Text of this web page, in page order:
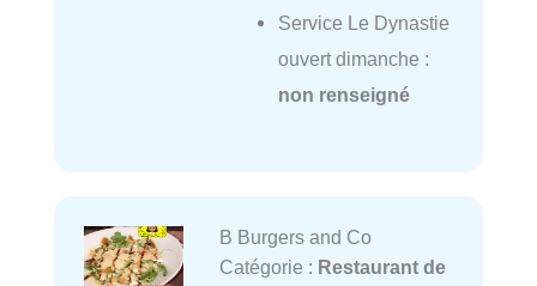
Service Le Dynastie
ouvert dimanche :
non renseigné
B Burgers and Co
Catégorie : Restaurant de